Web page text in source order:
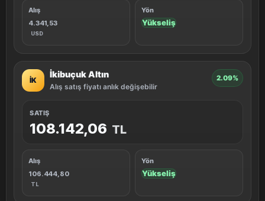
Alış
4.341,53
USD
Yön
Yükseliş
İK
İkibuçuk Altın
Alış satış fiyatı anlık değişebilir
2.09%
SATIŞ
108.142,06 TL
Alış
106.444,80
TL
Yön
Yükseliş